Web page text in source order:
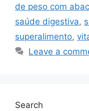
de peso com
saúde digestiva,
superalimento,
Leave a
Search